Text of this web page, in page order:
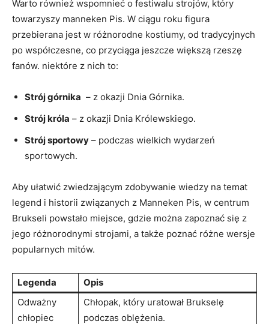
Warto również wspomnieć o festiwalu strojów, który
towarzyszy manneken Pis. W⁢ ciągu⁤ roku figura
przebierana jest w różnorodne kostiumy, od⁤ tradycyjnych
⁤po współczesne, co‌ przyciąga jeszcze większą⁣ rzeszę
fanów. niektóre z nich to:
Strój górnika ⁤ – z okazji Dnia Górnika.
Strój króla – ⁣z okazji Dnia‍ Królewskiego.
Strój sportowy – podczas wielkich wydarzeń
sportowych.
Aby ułatwić zwiedzającym zdobywanie wiedzy⁤ na ⁣temat
legend i historii związanych z Manneken Pis, w ‍centrum
Brukseli powstało ⁣miejsce, gdzie można zapoznać się ​z
jego⁤ różnorodnymi strojami, a także ⁤poznać⁣ różne wersje
popularnych mitów.
Legenda
Opis
Odważny
chłopiec
Chłopak,‌ który uratował‍ Brukselę
podczas oblężenia.